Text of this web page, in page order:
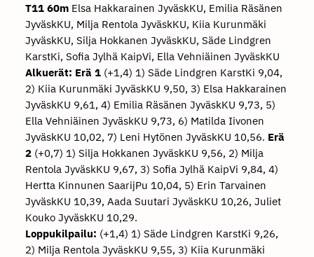
T11 60mElsa Hakkarainen JyväskKU, Emilia Räsänen
JyväskKU, Milja Rentola JyväskKU, Kiia Kurunmäki
JyväskKU, Silja Hokkanen JyväskKU, Säde Lindgren
KarstKi, Sofia Jylhä KaipVi, Ella Vehniäinen JyväskKU
Alkuerät: Erä 1(+1,4) 1) Säde Lindgren KarstKi 9,04,
2) Kiia Kurunmäki JyväskKU 9,50, 3) Elsa Hakkarainen
JyväskKU 9,61, 4) Emilia Räsänen JyväskKU 9,73, 5)
Ella Vehniäinen JyväskKU 9,73, 6) Matilda Iivonen
JyväskKU 10,02, 7) Leni Hytönen JyväskKU 10,56. Erä
2(+0,7) 1) Silja Hokkanen JyväskKU 9,56, 2) Milja
Rentola JyväskKU 9,67, 3) Sofia Jylhä KaipVi 9,84, 4)
Hertta Kinnunen SaarijPu 10,04, 5) Erin Tarvainen
JyväskKU 10,39, Aada Suutari JyväskKU 10,26, Juliet
Kouko JyväskKU 10,29.
Loppukilpailu: (+1,4) 1) Säde Lindgren KarstKi 9,26,
2) Milja Rentola JyväskKU 9,55, 3) Kiia Kurunmäki